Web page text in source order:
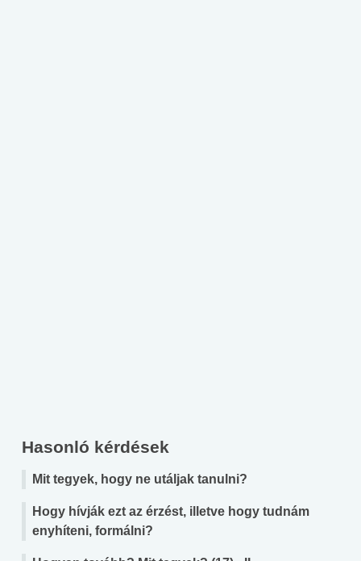
Hasonló kérdések
Mit tegyek, hogy ne utáljak tanulni?
Hogy hívják ezt az érzést, illetve hogy tudnám
enyhíteni, formálni?